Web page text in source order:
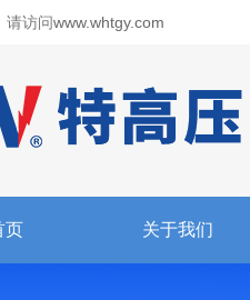
请访问www.whtgy.com
页 关于我们